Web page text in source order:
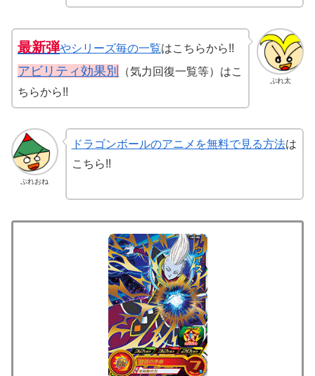
ぷれ太
最新弾やシリーズ毎の一覧はこちらから!!
アビリティ効果別
（気力回復一覧等）はこ
ちらから!!
ぷれおね
ドラゴンボールのアニメを無料で見る方法は
こちら!!